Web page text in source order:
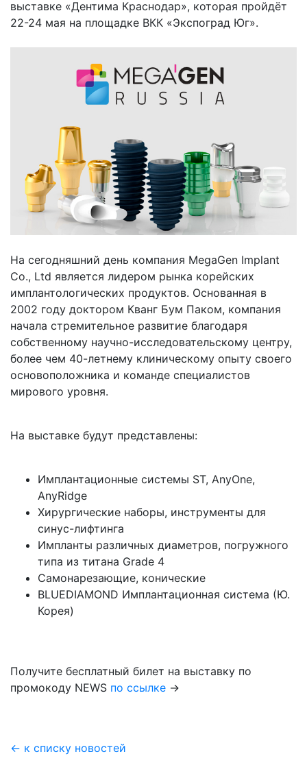
выставке «Дентима Краснодар», которая пройдёт
22-24 мая на площадке ВКК «Экспоград Юг».
На сегодняшний день компания MegaGen Implant
Co., Ltd является лидером рынка корейских
имплантологических продуктов. Основанная в
2002 году доктором Кванг Бум Паком, компания
начала стремительное развитие благодаря
собственному научно-исследовательскому центру,
более чем 40-летнему клиническому опыту своего
основоположника и команде специалистов
мирового уровня.
На выставке будут представлены:
Имплантационные системы ST, AnyOne,
AnyRidge
Хирургические наборы, инструменты для
синус-лифтинга
Импланты различных диаметров, погружного
типа из титана Grade 4
Самонарезающие, конические
BLUEDIAMOND Имплантационная система (Ю.
Корея)
Получите бесплатный билет на выставку по
промокоду NEWS по ссылке →
← к списку новостей